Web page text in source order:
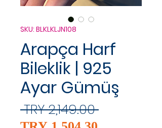
SKU: BLKLKLJN108
Arapça Harf
Bileklik | 925
Ayar Gümüş
TRY 2,149.00 Regular